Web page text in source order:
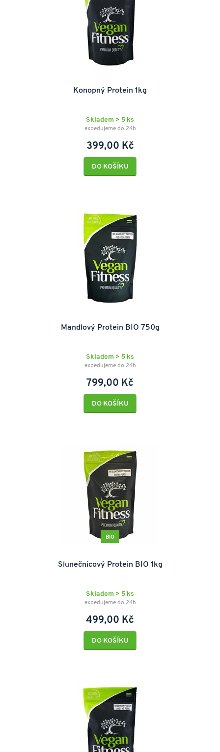
Konopný Protein 1kg
Skladem > 5 ks
expedujeme do 24h
399,00 Kč
DO KOŠÍKU
Mandlový Protein BIO 750g
Skladem > 5 ks
expedujeme do 24h
799,00 Kč
DO KOŠÍKU
BIO
Slunečnicový Protein BIO 1kg
Skladem > 5 ks
expedujeme do 24h
499,00 Kč
DO KOŠÍKU